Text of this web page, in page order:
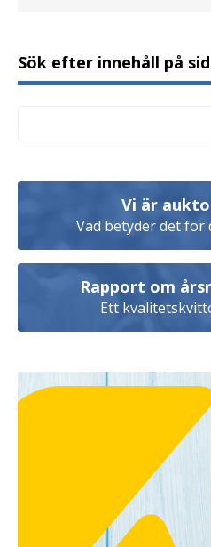
Sök efter innehåll på
Vi är
Vad betyder det för
Rapport om
Ett